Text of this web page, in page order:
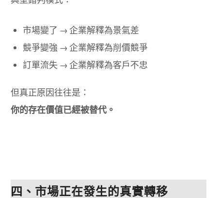
市場變了 → 企業解釋為景氣差
競爭變強 → 企業解釋為削價競爭
訂單流失 → 企業解釋為客戶不忠
但真正原因往往是：
你的存在價值已經被替代。
四、市場正在發生的真實轉移